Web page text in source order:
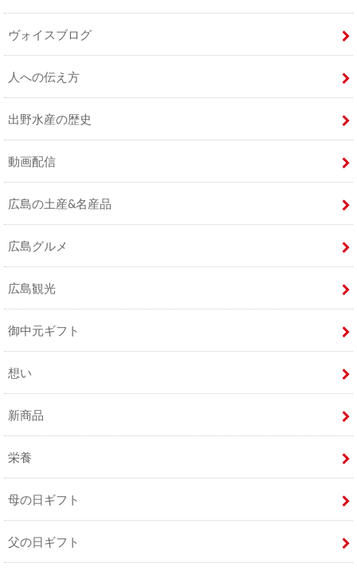
ヴォイスブログ
人への伝え方
出野水産の歴史
動画配信
広島の土産&名産品
広島グルメ
広島観光
御中元ギフト
想い
新商品
栄養
母の日ギフト
父の日ギフト